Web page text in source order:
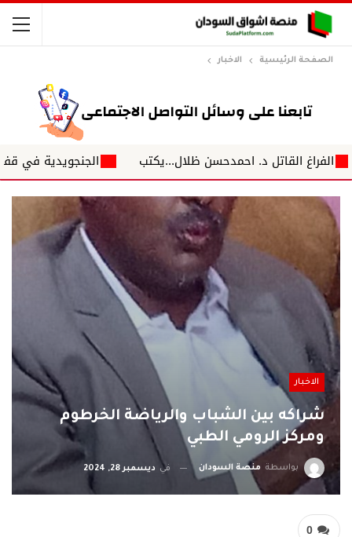
الصفحة الرئيسية الاخبار
القاتل د. احمدحسن ظلال...يكتب الجنجويدية في قفاز
الاخبار
شراكه بين الشباب والرياضة الخرطوم
ومركز الرومي الطبي
بواسطة منصة السودان في ديسمبر 28, 2024
0